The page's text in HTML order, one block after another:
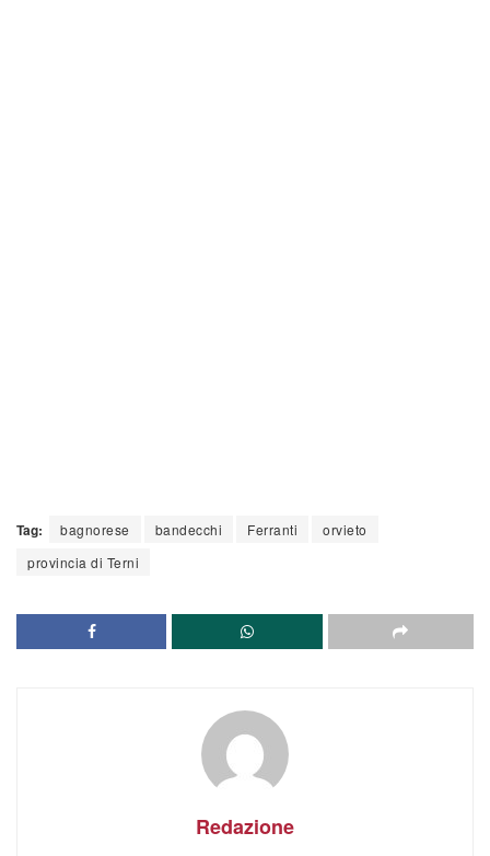
Tag: bagnorese bandecchi Ferranti
orvieto
provincia di Terni
Redazione